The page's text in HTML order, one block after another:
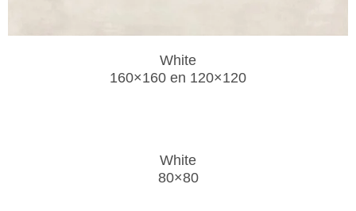
White
160×160 en 120×120
White
80×80